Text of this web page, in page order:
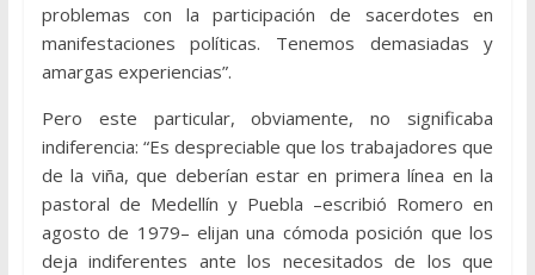
problemas con la participación de sacerdotes en
manifestaciones políticas. Tenemos demasiadas y
amargas experiencias”.
Pero este particular, obviamente, no significaba
indiferencia: “Es despreciable que los trabajadores que
de la viña, que deberían estar en primera línea en la
pastoral de Medellín y Puebla –escribió Romero en
agosto de 1979– elijan una cómoda posición que los
deja indiferentes ante los necesitados de los que